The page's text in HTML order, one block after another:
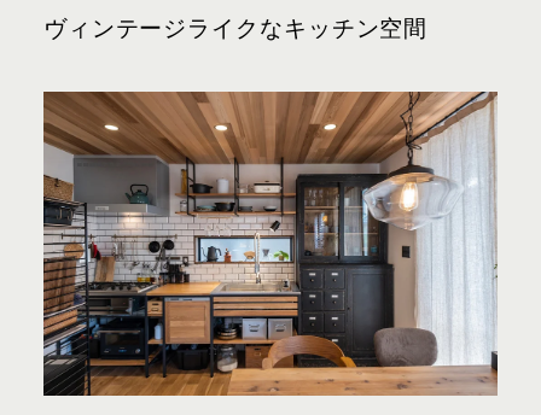
ヴィンテージライクなキッチン空間